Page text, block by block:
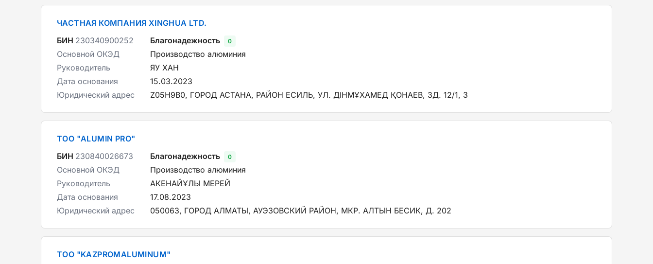
ЧАСТНАЯ КОМПАНИЯ XINGHUA LTD.
БИН 230340900252 Благонадежность 0
Основной ОКЭД
Производство алюминия
Руководитель
ЯУ ХАН
Дата основания
15.03.2023
Юридический адрес
Z05H9B0, ГОРОД АСТАНА, РАЙОН ЕСИЛЬ, УЛ. ДІНМҰХАМЕД ҚОНАЕВ, ЗД. 12/1, 3
ТОО "ALUMIN PRO"
БИН 230840026673 Благонадежность 0
Основной ОКЭД
Производство алюминия
Руководитель
АКЕНАЙҰЛЫ МЕРЕЙ
Дата основания
17.08.2023
Юридический адрес
050063, ГОРОД АЛМАТЫ, АУЭЗОВСКИЙ РАЙОН, МКР. АЛТЫН БЕСИК, Д. 202
ТОО "KAZPROMALUMINUM"